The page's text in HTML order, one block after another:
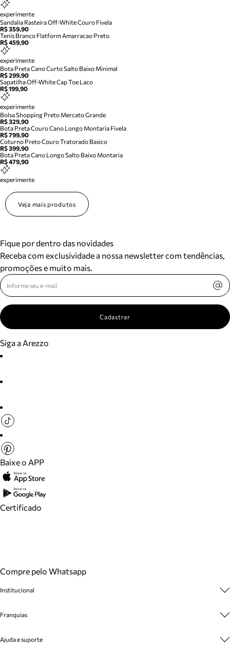
experimente
Sandalia Rasteira Off-White Couro Fivela
R$ 359,90
Tenis Branco Flatform Amarracao Preto
R$ 459,90
experimente
Bota Preta Cano Curto Salto Baixo Minimal
R$ 299,90
Sapatilha Off-White Cap Toe Laco
R$ 199,90
experimente
Bolsa Shopping Preto Mercato Grande
R$ 329,90
Bota Preta Couro Cano Longo Montaria Fivela
R$ 799,90
Coturno Preto Couro Tratorado Basico
R$ 399,90
Bota Preta Cano Longo Salto Baixo Montaria
R$ 479,90
experimente
Veja mais produtos
Fique por dentro das novidades
Receba com exclusividade a nossa newsletter com tendências,
promoções e muito mais.
Cadastrar
Siga a Arezzo
Baixe o APP
Certificado
Compre pelo Whatsapp
Institucional
Cashback
Venda Corporativa
Franquias
Plano de Negócio
Ajuda e suporte